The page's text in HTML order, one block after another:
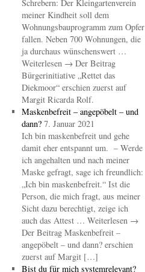
Schrebern: Der Kleingartenverein
meiner Kindheit soll dem
Wohnungsbauprogramm zum Opfer
fallen. Neben 700 Wohnungen, die
ja durchaus wünschenswert …
Weiterlesen → Der Beitrag
Bürgerinitiative „Rettet das
Diekmoor“ erschien zuerst auf
Margit Ricarda Rolf.
Maskenbefreit – angepöbelt – und
dann? 7. Januar 2021
Ich bin maskenbefreit und gehe
damit eher entspannt um. – Werde
ich angehalten und nach meiner
Maske gefragt, sage ich freundlich:
„Ich bin maskenbefreit.“ Ist die
Person, die mich fragt, aus meiner
Sicht dazu berechtigt, zeige ich
auch das Attest … Weiterlesen →
Der Beitrag Maskenbefreit –
angepöbelt – und dann? erschien
zuerst auf Margit […]
Bist du für mich systemrelevant?